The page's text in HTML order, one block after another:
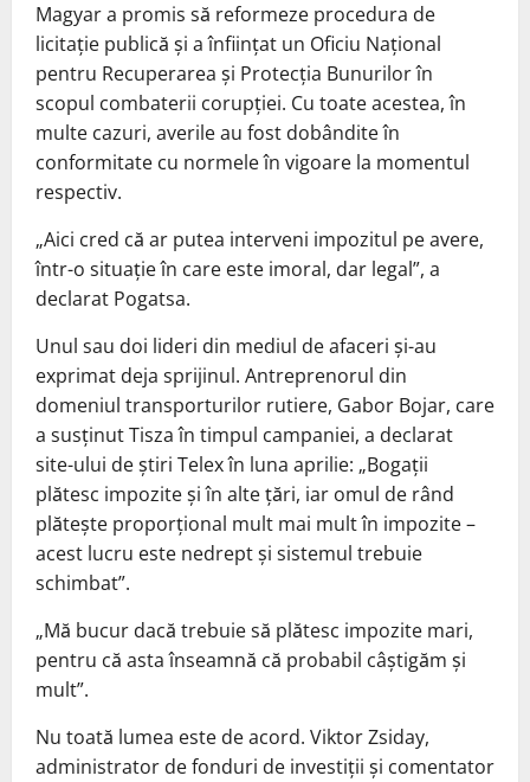
Magyar a promis să reformeze procedura de
licitație publică și a înființat un Oficiu Național
pentru Recuperarea și Protecția Bunurilor în
scopul combaterii corupției. Cu toate acestea, în
multe cazuri, averile au fost dobândite în
conformitate cu normele în vigoare la momentul
respectiv.
„Aici cred că ar putea interveni impozitul pe avere,
într-o situație în care este imoral, dar legal”, a
declarat Pogatsa.
Unul sau doi lideri din mediul de afaceri și-au
exprimat deja sprijinul. Antreprenorul din
domeniul transporturilor rutiere, Gabor Bojar, care
a susținut Tisza în timpul campaniei, a declarat
site-ului de știri Telex în luna aprilie: „Bogații
plătesc impozite și în alte țări, iar omul de rând
plătește proporțional mult mai mult în impozite –
acest lucru este nedrept și sistemul trebuie
schimbat”.
„Mă bucur dacă trebuie să plătesc impozite mari,
pentru că asta înseamnă că probabil câștigăm și
mult”.
Nu toată lumea este de acord. Viktor Zsiday,
administrator de fonduri de investiții și comentator